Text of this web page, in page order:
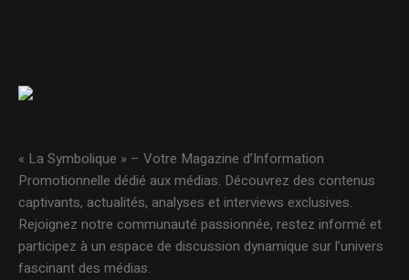
« La Symbolique » – Votre Magazine d’Information
Promotionnelle dédié aux médias. Découvrez des contenus
captivants, actualités, analyses et interviews exclusives.
Rejoignez notre communauté passionnée, restez informé et
participez à un espace de discussion dynamique sur l’univers
fascinant des médias.